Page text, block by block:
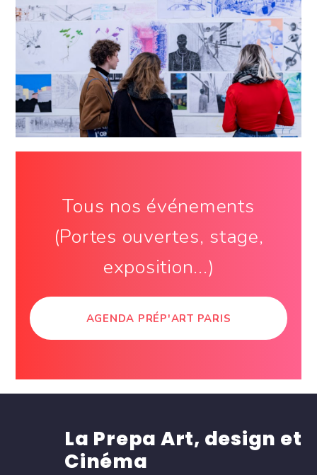
Tous nos événements
(Portes ouvertes, stage,
exposition...)
AGENDA PRÉP'ART PARIS
La Prepa Art, design et
Cinéma